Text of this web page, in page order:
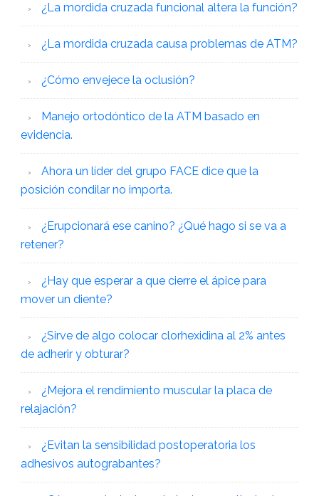
¿La mordida cruzada funcional altera la función?
¿La mordida cruzada causa problemas de ATM?
¿Cómo envejece la oclusión?
Manejo ortodóntico de la ATM basado en
evidencia.
Ahora un líder del grupo FACE dice que la
posición condilar no importa.
¿Erupcionará ese canino? ¿Qué hago si se va a
retener?
¿Hay que esperar a que cierre el ápice para
mover un diente?
¿Sirve de algo colocar clorhexidina al 2% antes
de adherir y obturar?
¿Mejora el rendimiento muscular la placa de
relajación?
¿Evitan la sensibilidad postoperatoria los
adhesivos autograbantes?